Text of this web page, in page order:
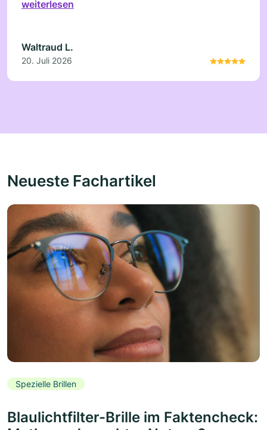
dahin gehen.
weiterlesen
Waltraud L.
20. Juli 2026
Neueste Fachartikel
Spezielle Brillen
Blaulichtfilter-Brille im Faktencheck: